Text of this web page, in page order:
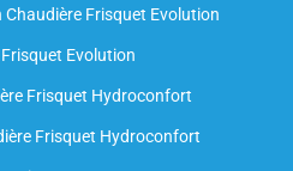
Chaudière Frisquet Evolution​
Evolution
Frisquet Hydroconfort
Frisquet Hydroconfort